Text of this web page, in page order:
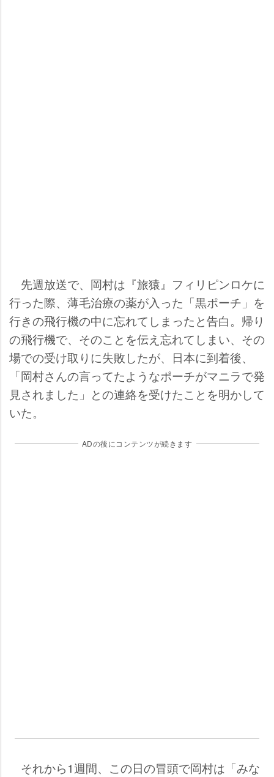
先週放送で、岡村は『旅猿』フィリピンロケに
行った際、薄毛治療の薬が入った「黒ポーチ」を
行きの飛行機の中に忘れてしまったと告白。帰り
の飛行機で、そのことを伝え忘れてしまい、その
場での受け取りに失敗したが、日本に到着後、
「岡村さんの言ってたようなポーチがマニラで発
見されました」との連絡を受けたことを明かして
いた。
ADの後にコンテンツが続きます
それから1週間、この日の冒頭で岡村は「みな